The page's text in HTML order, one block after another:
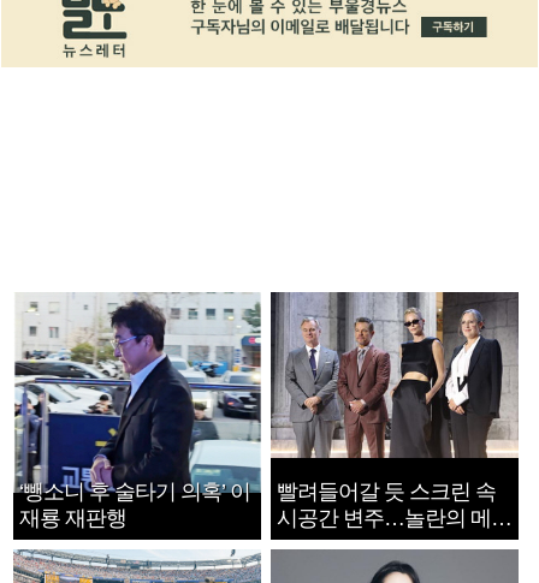
‘뺑소니 후 술타기 의혹’ 이
재룡 재판행
빨려들어갈 듯 스크린 속
시공간 변주…놀란의 메시
지는 ‘전쟁 속죄’